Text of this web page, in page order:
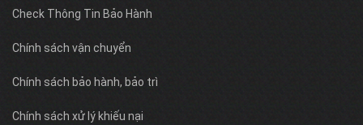
Check Thông Tin Bảo Hành
Chính sách vận chuyển
Chính sách bảo hành, bảo trì
Chính sách xử lý khiếu nại